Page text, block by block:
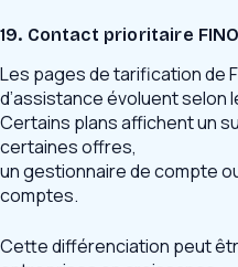
19. Contact prioritaire
Les pages de tarification de
d’assistance évoluent selon
Certains plans affichent un
certaines offres,
un gestionnaire de compte
comptes.
Cette différenciation peut